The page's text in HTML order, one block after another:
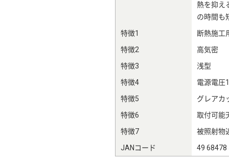
熱を抑え
の時間も
特徴1
断熱施工
特徴2
高気密
特徴3
浅型
特徴4
電源電圧
特徴5
グレアカ
特徴6
取付可能
特徴7
被照射物
JANコード
49 68478